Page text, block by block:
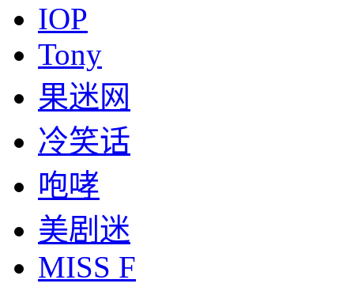
IOP
Tony
果迷网
冷笑话
咆哮
美剧迷
MISS F